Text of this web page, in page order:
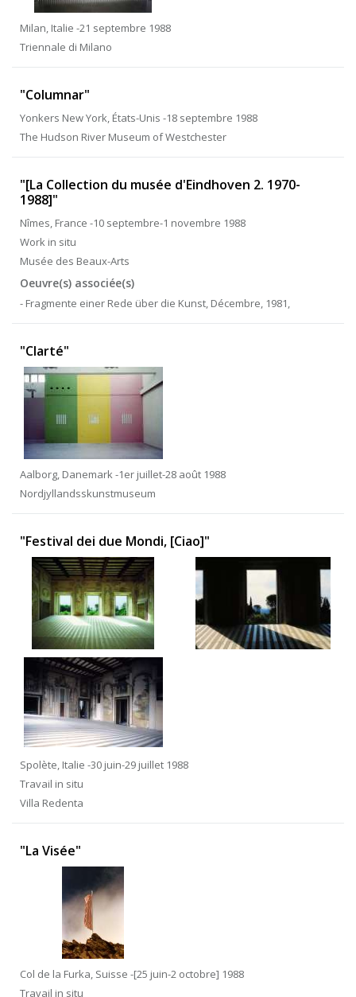
Milan, Italie -21 septembre 1988
Triennale di Milano
"Columnar"
Yonkers New York, États-Unis -18 septembre 1988
The Hudson River Museum of Westchester
"[La Collection du musée d'Eindhoven 2. 1970-
1988]"
Nîmes, France -10 septembre-1 novembre 1988
Work in situ
Musée des Beaux-Arts
Oeuvre(s) associée(s)
- Fragmente einer Rede über die Kunst, Décembre, 1981,
"Clarté"
Aalborg, Danemark -1er juillet-28 août 1988
Nordjyllandsskunstmuseum
"Festival dei due Mondi, [Ciao]"
Spolète, Italie -30 juin-29 juillet 1988
Travail in situ
Villa Redenta
"La Visée"
Col de la Furka, Suisse -[25 juin-2 octobre] 1988
Travail in situ